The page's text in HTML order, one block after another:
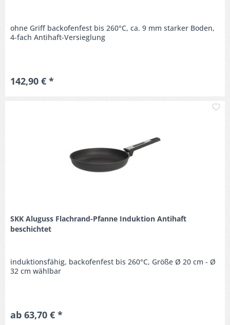
ohne Griff backofenfest bis 260°C, ca. 9 mm starker Boden,
4-fach Antihaft-Versieglung
142,90 € *
SKK Aluguss Flachrand-Pfanne Induktion Antihaft
beschichtet
induktionsfähig, backofenfest bis 260°C, Größe Ø 20 cm - Ø
32 cm wählbar
ab 63,70 € *